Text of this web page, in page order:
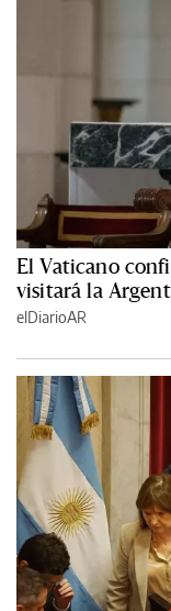
El Vaticano
visitará la
elDiarioAR